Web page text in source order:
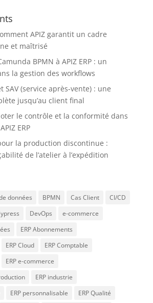
APIZ garantit un cadre
et maîtrisé
BPMN à APIZ ERP : un
la gestion des workflows
SAV (service après-vente) : une
jusqu’au client final
le contrôle et la conformité dans
ERP
la production discontinue :
de l’atelier à l’expédition
données BPMN Cas Client
CI/CD
DevOps
e-commerce
ERP Abonnements
ERP Cloud
ERP Comptable
ERP e-commerce
ERP industrie
ERP personnalisable
ERP Qualité